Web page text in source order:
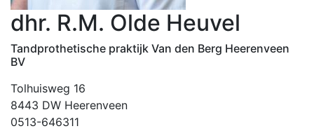
dhr. R.M. Olde Heuvel
Tandprothetische praktijk Van den Berg Heerenveen
BV
Tolhuisweg 16
8443 DW Heerenveen
0513-646311